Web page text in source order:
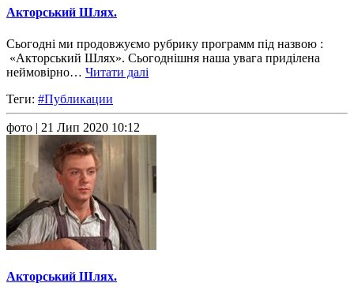
Акторський Шлях.
Сьогодні ми продовжуємо рубрику программ під назвою :
«Акторський Шлях». Сьогоднішня наша увага приділена
неймовірно… Читати далі
Теги: #Публикации
фото | 21 Лип 2020 10:12
Акторський Шлях.